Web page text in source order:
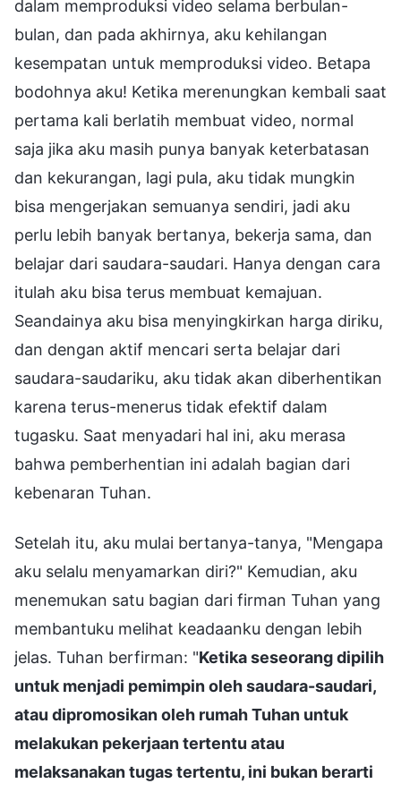
dalam memproduksi video selama berbulan-
bulan, dan pada akhirnya, aku kehilangan
kesempatan untuk memproduksi video. Betapa
bodohnya aku! Ketika merenungkan kembali saat
pertama kali berlatih membuat video, normal
saja jika aku masih punya banyak keterbatasan
dan kekurangan, lagi pula, aku tidak mungkin
bisa mengerjakan semuanya sendiri, jadi aku
perlu lebih banyak bertanya, bekerja sama, dan
belajar dari saudara-saudari. Hanya dengan cara
itulah aku bisa terus membuat kemajuan.
Seandainya aku bisa menyingkirkan harga diriku,
dan dengan aktif mencari serta belajar dari
saudara-saudariku, aku tidak akan diberhentikan
karena terus-menerus tidak efektif dalam
tugasku. Saat menyadari hal ini, aku merasa
bahwa pemberhentian ini adalah bagian dari
kebenaran Tuhan.
Setelah itu, aku mulai bertanya-tanya, "Mengapa
aku selalu menyamarkan diri?" Kemudian, aku
menemukan satu bagian dari firman Tuhan yang
membantuku melihat keadaanku dengan lebih
jelas. Tuhan berfirman: "Ketika seseorang dipilih
untuk menjadi pemimpin oleh saudara-saudari,
atau dipromosikan oleh rumah Tuhan untuk
melakukan pekerjaan tertentu atau
melaksanakan tugas tertentu, ini bukan berarti